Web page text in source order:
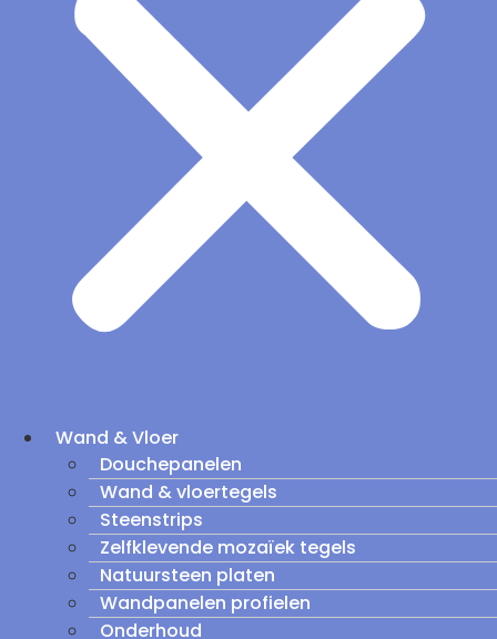
Wand & Vloer
Douchepanelen
Wand & vloertegels
Steenstrips
Zelfklevende mozaïek tegels
Natuursteen platen
Wandpanelen profielen
Onderhoud